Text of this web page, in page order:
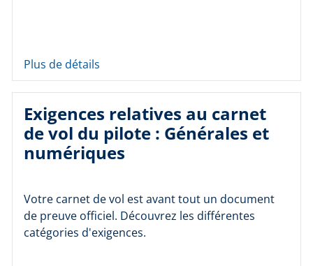
Plus de détails
Exigences relatives au carnet
de vol du pilote : Générales et
numériques
Votre carnet de vol est avant tout un document
de preuve officiel. Découvrez les différentes
catégories d'exigences.